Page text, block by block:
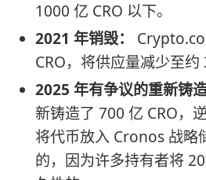
1000 亿 CRO 以下。
2021 年销毁：
CRO，将供应量减少至约
2025 年有争议的重新铸造
新铸造了 700 亿 CRO，
将代币放入 Cronos 战略
的，因为许多持有者将